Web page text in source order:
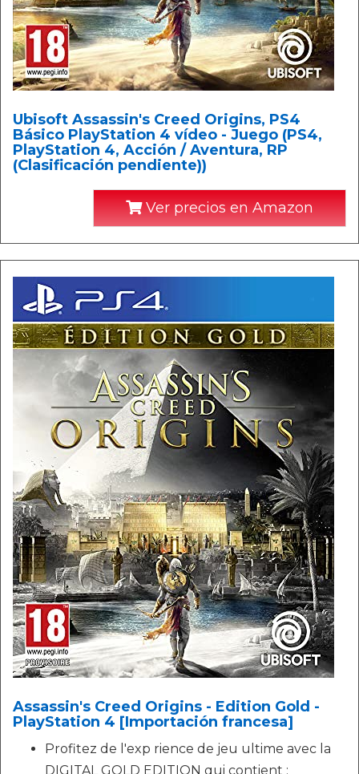
Ubisoft Assassin's Creed Origins, PS4
Básico PlayStation 4 vídeo - Juego (PS4,
PlayStation 4, Acción / Aventura, RP
(Clasificación pendiente))
Ver precios en Amazon
Assassin's Creed Origins - Edition Gold -
PlayStation 4 [Importación francesa]
Profitez de l'exp rience de jeu ultime avec la
DIGITAL GOLD EDITION qui contient :